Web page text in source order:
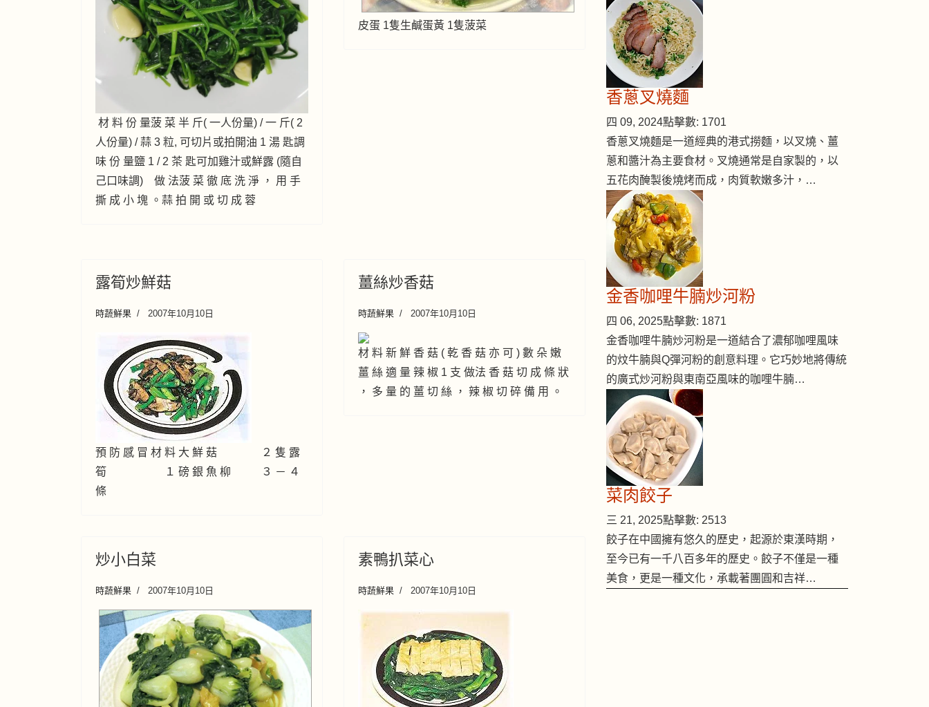
材 料 份 量菠 菜 半 斤( 一人份量) / 一 斤( 2
人份量) / 蒜 3 粒, 可切片或拍開油 1 湯 匙調
味 份 量鹽 1 / 2 茶 匙可加雞汁或鮮露 (隨自
己口味調) 做 法菠 菜 徹 底 洗 淨 ， 用 手
撕 成 小 塊 。蒜 拍 開 或 切 成 蓉
皮蛋 1隻生鹹蛋黃 1隻菠菜
露筍炒鮮菇
時蔬鮮果 2007年10月10日
預 防 感 冒 材 料 大 鮮 菇 ２ 隻 露
筍 １ 磅 銀 魚 柳 ３ － ４
條
薑絲炒香菇
時蔬鮮果 2007年10月10日
材 料 新 鮮 香 菇 ( 乾 香 菇 亦 可 ) 數 朵 嫩
薑 絲 適 量 辣 椒 1 支 做法 香 菇 切 成 條 狀
， 多 量 的 薑 切 絲 ， 辣 椒 切 碎 備 用 。
炒小白菜
時蔬鮮果 2007年10月10日
素鴨扒菜心
時蔬鮮果 2007年10月10日
香蔥叉燒麵
四 09, 2024點擊數: 1701
香蔥叉燒麵是一道經典的港式撈麵，以叉燒、薑
蔥和醬汁為主要食材。叉燒通常是自家製的，以
五花肉醃製後燒烤而成，肉質軟嫩多汁，…
金香咖哩牛腩炒河粉
四 06, 2025點擊數: 1871
金香咖哩牛腩炒河粉是一道結合了濃郁咖哩風味
的炆牛腩與Q彈河粉的創意料理。它巧妙地將傳統
的廣式炒河粉與東南亞風味的咖哩牛腩…
菜肉餃子
三 21, 2025點擊數: 2513
餃子在中國擁有悠久的歷史，起源於東漢時期，
至今已有一千八百多年的歷史。餃子不僅是一種
美食，更是一種文化，承載著團圓和吉祥…